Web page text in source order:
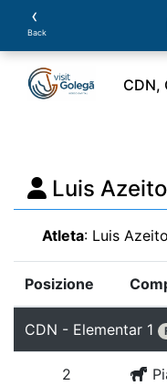
‹
Back
CDN,
Luis
Atleta: Luis
Posizione
CDN - Elementar 1
2